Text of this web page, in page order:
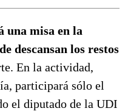
misa en la
descansan los restos
En la actividad,
participará sólo el
el diputado de la UDI